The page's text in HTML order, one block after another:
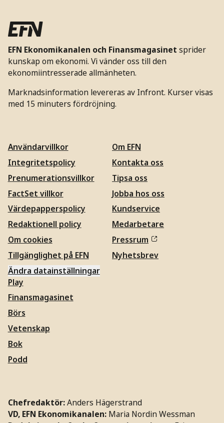
EFN Ekonomikanalen och Finansmagasinet sprider
kunskap om ekonomi. Vi vänder oss till den
ekonomiintresserade allmänheten.
Marknadsinformation levereras av Infront. Kurser visas
med 15 minuters fördröjning.
Användarvillkor
Integritetspolicy
Prenumerationsvillkor
FactSet villkor
Värdepapperspolicy
Redaktionell policy
Om cookies
Tillgänglighet på EFN
Ändra datainställningar
Om EFN
Kontakta oss
Tipsa oss
Jobba hos oss
Kundservice
Medarbetare
Pressrum
Nyhetsbrev
Play
Finansmagasinet
Börs
Vetenskap
Bok
Podd
Chefredaktör:Anders Hägerstrand
VD, EFN Ekonomikanalen: Maria Nordin Wessman